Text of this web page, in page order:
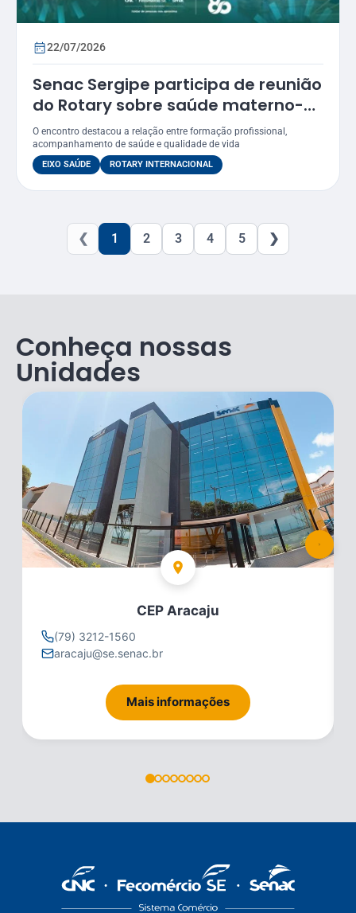
22/07/2026
Senac Sergipe participa de reunião
do Rotary sobre saúde materno-
infantil
O encontro destacou a relação entre formação profissional,
acompanhamento de saúde e qualidade de vida
EIXO SAÚDE ROTARY INTERNACIONAL
❮ 1 2 3 4 5 ❯
Conheça nossas
Unidades
CEP Aracaju
(79) 3212-1560
aracaju@se.senac.br
Mais informações